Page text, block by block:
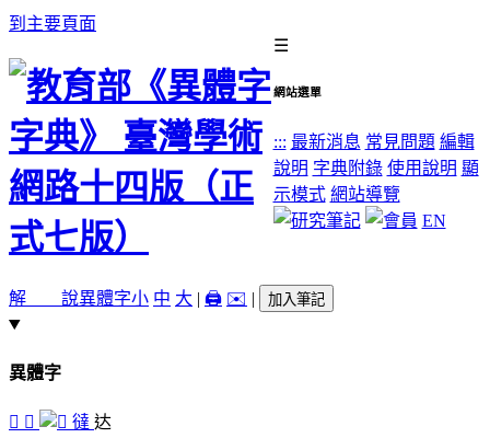
到主要頁面
☰
網站選單
::: 最新消息 常見問題 編輯
說明 字典附錄 使用說明 顯
示模式 網站導覽
EN
解 說異體字小 中 大 | 🖨️ ✉️ | 加入筆記
異體字
𠋽 󰏈 㣵 达